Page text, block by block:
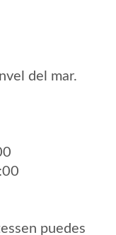
del mar.
puedes